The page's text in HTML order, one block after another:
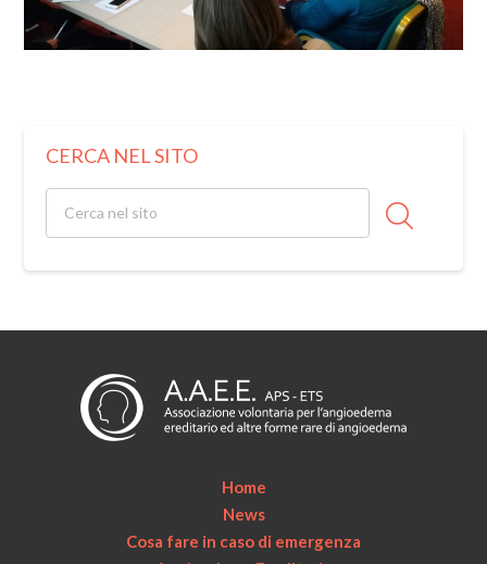
CERCA NEL SITO
Home
News
Cosa fare in caso di emergenza